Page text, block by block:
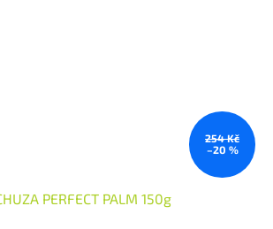
254 Kč
–20 %
PERFECT PALM 150g